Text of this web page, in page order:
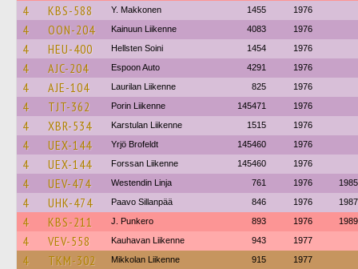
4 KBS-588 Y. Makkonen 1455 1976
4 OON-204 Kainuun Liikenne 4083 1976
4 HEU-400 Hellsten Soini 1454 1976
4 AJC-204 Espoon Auto 4291 1976
4 AJE-104 Laurilan Liikenne 825 1976
4 TJT-362 Porin Liikenne 145471 1976
4 XBR-534 Karstulan Liikenne 1515 1976
4 UEX-144 Yrjö Brofeldt 145460 1976
4 UEX-144 Forssan Liikenne 145460 1976
4 UEV-474 Westendin Linja 761 1976 1985
4 UHK-474 Paavo Sillanpää 846 1976 1987
4 KBS-211 J. Punkero 893 1976 1989
4 VEV-558 Kauhavan Liikenne 943 1977
4 TKM-302 Mikkolan Liikenne 915 1977